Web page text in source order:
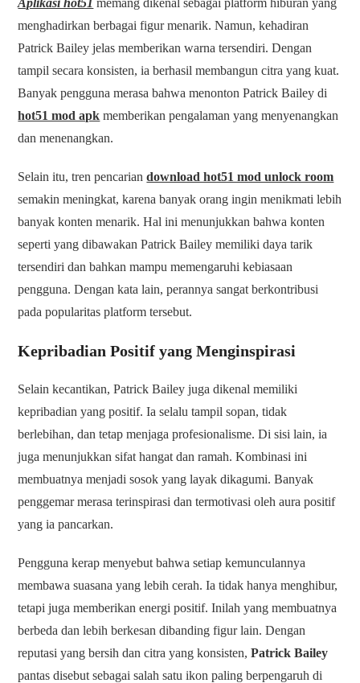
menghadirkan berbagai figur menarik. Namun, kehadiran
Patrick Bailey jelas memberikan warna tersendiri. Dengan
tampil secara konsisten, ia berhasil membangun citra yang kuat.
Banyak pengguna merasa bahwa menonton Patrick Bailey di
hot51 mod apk memberikan pengalaman yang menyenangkan
dan menenangkan.
Selain itu, tren pencariandownload hot51 mod unlock room
semakin meningkat, karena banyak orang ingin menikmati lebih
banyak konten menarik. Hal ini menunjukkan bahwa konten
seperti yang dibawakan Patrick Bailey memiliki daya tarik
tersendiri dan bahkan mampu memengaruhi kebiasaan
pengguna. Dengan kata lain, perannya sangat berkontribusi
pada popularitas platform tersebut.
Kepribadian Positif yang Menginspirasi
Selain kecantikan, Patrick Bailey juga dikenal memiliki
kepribadian yang positif. Ia selalu tampil sopan, tidak
berlebihan, dan tetap menjaga profesionalisme. Di sisi lain, ia
juga menunjukkan sifat hangat dan ramah. Kombinasi ini
membuatnya menjadi sosok yang layak dikagumi. Banyak
penggemar merasa terinspirasi dan termotivasi oleh aura positif
yang ia pancarkan.
Pengguna kerap menyebut bahwa setiap kemunculannya
membawa suasana yang lebih cerah. Ia tidak hanya menghibur,
tetapi juga memberikan energi positif. Inilah yang membuatnya
berbeda dan lebih berkesan dibanding figur lain. Dengan
reputasi yang bersih dan citra yang konsisten,Patrick Bailey
pantas disebut sebagai salah satu ikon paling berpengaruh di